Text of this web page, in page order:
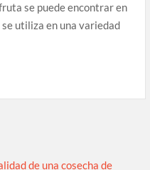
se puede encontrar en
utiliza en una variedad